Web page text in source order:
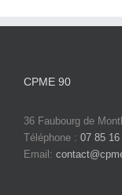
CPME 90
36 Faubourg de
Téléphone : 07 85
Email: